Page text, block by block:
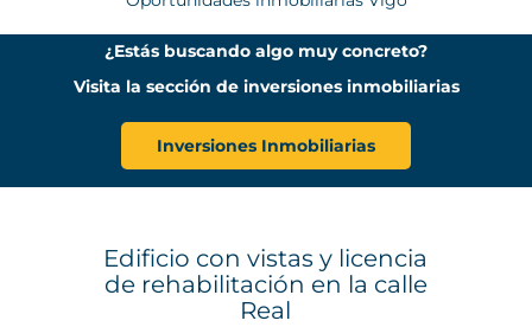
¿Estás buscando algo muy concreto?
Visita la sección de inversiones inmobiliarias
Inversiones Inmobiliarias
Edificio con vistas y licencia
de rehabilitación en la calle
Real